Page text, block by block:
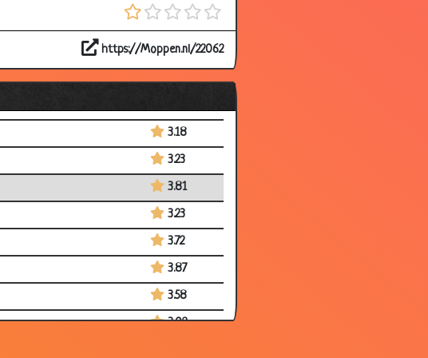
https://Moppen.nl/22062
2.86
3.79
3.18
3.23
3.81
3.23
3.72
3.87
3.58
3.02